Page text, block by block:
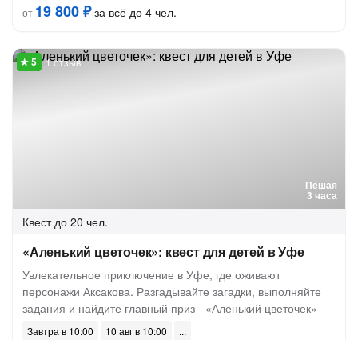
от 19 800 ₽за всё до 4 чел.
Пешая
3 часа
1 отзыв
Квест до 20 чел.
«Аленький цветочек»: квест для детей в Уфе
Увлекательное приключение в Уфе, где оживают
персонажи Аксакова. Разгадывайте загадки, выполняйте
задания и найдите главный приз - «Аленький цветочек»
Завтра в 10:00
10 авг в 10:00